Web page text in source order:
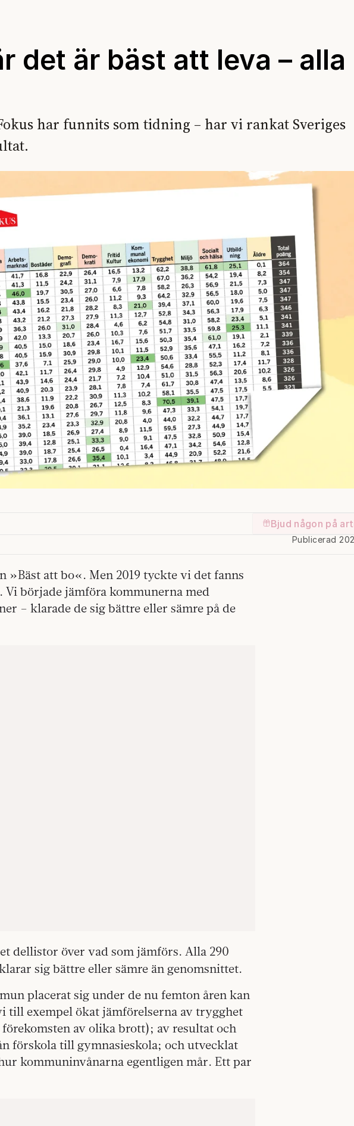
det är bäst att leva – alla
har funnits som tidning – har vi rankat Sveriges
Bjud någon på
Publicerad
»Bäst att bo«. Men 2019 tyckte vi det fanns
började jämföra kommunerna med
– klarade de sig bättre eller sämre på de
dellistor över vad som jämförs. Alla 290
sig bättre eller sämre än genomsnittet.
placerat sig under de nu femton åren kan
till exempel ökat jämförelserna av trygghet
av olika brott); av resultat och
förskola till gymnasieskola; och utvecklat
kommuninvånarna egentligen mår. Ett par